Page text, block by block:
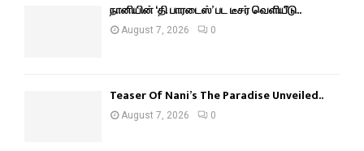
நானியின் ‘தி பாரடைஸ்’ பட டீசர் வெளியீடு..
August 7, 2026 0
Teaser Of Nani’s The Paradise Unveiled..
August 7, 2026 0